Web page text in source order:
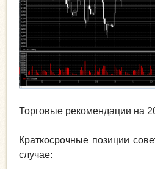
Торговые рекомендации на
Краткосрочные позиции
случае: